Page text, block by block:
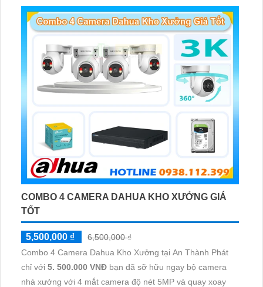
giám sát có màu vào ban đêm
COMBO 4 CAMERA DAHUA KHO XƯỞNG GIÁ
TỐT
5,500,000 ₫
6,500,000 ₫
Combo 4 Camera Dahua Kho Xưởng tại An Thành Phát
chỉ với 5. 500.000 VNĐ bạn đã sỡ hữu ngay bộ camera
nhà xưởng với 4 mắt camera độ nét 5MP và quay xoay